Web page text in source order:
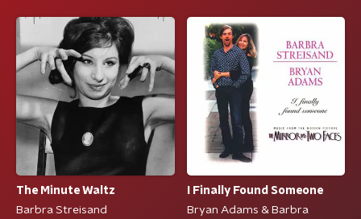
The Minute Waltz
Barbra Streisand
I Finally Found Someone
Bryan Adams & Barbra